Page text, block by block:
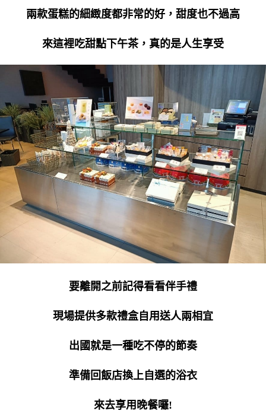
兩款蛋糕的細緻度都非常的好，甜度也不過高
來這裡吃甜點下午茶，真的是人生享受
要離開之前記得看看伴手禮
現場提供多款禮盒自用送人兩相宜
出國就是一種吃不停的節奏
準備回飯店換上自選的浴衣
來去享用晚餐囉!